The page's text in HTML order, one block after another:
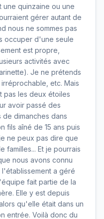
une quinzaine ou une
gérer autant de
nous ne sommes pas
occuper d'une seule
est propre,
activités avec
Je ne prétends
etc. Mais
pas les deux étoiles
avoir passé des
dimanches dans
fils aîné de 15 ans puis
ne peux pas dire que
familles... Et je pourrais
nous avons connu
l'établissement a géré
fait partie de la
Elle y est depuis
qu'elle était dans un
entrée. Voilà donc du